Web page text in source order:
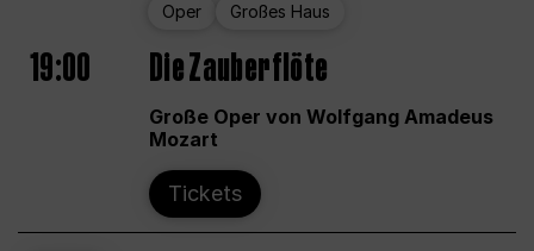
Oper Großes Haus
19:00 Die Zauberflöte
Große Oper von Wolfgang Amadeus
Mozart
Tickets